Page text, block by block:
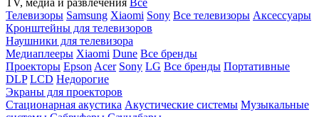
TV, медиа и развлечения Все
Телевизоры Samsung Xiaomi Sony Все телевизоры Аксессуары
Кронштейны для телевизоров
Наушники для телевизора
Медиаплееры Xiaomi Dune Все бренды
Проекторы Epson Acer Sony LG Все бренды Портативные
DLP LCD Недорогие
Экраны для проекторов
Стационарная акустика Акустические системы Музыкальные